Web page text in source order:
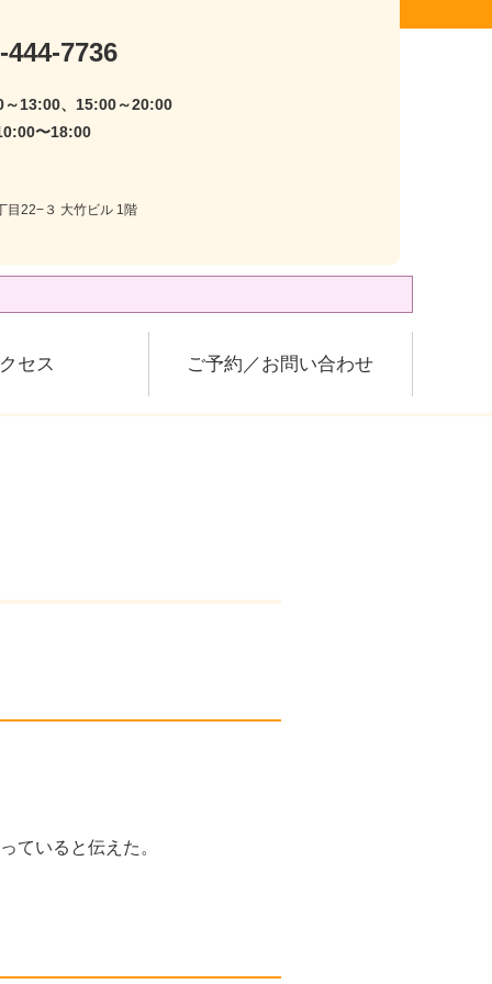
444-7736
～13:00、15:00～20:00
〜18:00
22−３ 大竹ビル 1階
セス ご予約／お問い合わせ
ていると伝えた。